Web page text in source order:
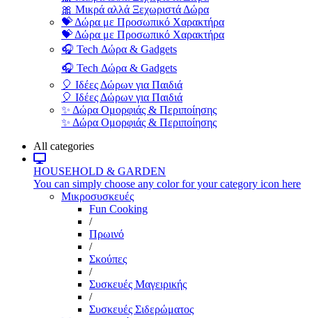
🎀 Μικρά αλλά Ξεχωριστά Δώρα
💝 Δώρα με Προσωπικό Χαρακτήρα
💝 Δώρα με Προσωπικό Χαρακτήρα
🎧 Tech Δώρα & Gadgets
🎧 Tech Δώρα & Gadgets
🎈 Ιδέες Δώρων για Παιδιά
🎈 Ιδέες Δώρων για Παιδιά
✨ Δώρα Ομορφιάς & Περιποίησης
✨ Δώρα Ομορφιάς & Περιποίησης
All categories
HOUSEHOLD & GARDEN
You can simply choose any color for your category icon here
Μικροσυσκευές
Fun Cooking
/
Πρωινό
/
Σκούπες
/
Συσκευές Μαγειρικής
/
Συσκευές Σιδερώματος